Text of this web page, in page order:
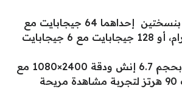
يتوفر الهاتف بنسختين إحداهما 64 جيجابايت مع
4 جيجابايت رام، أو 128 جيجابايت مع 6 جيجابايت
شاشة كبيرة بحجم 6.7 إنش ودقة 2400×1080 مع
معدل تحديث 90 هرتز لتجربة مشاهدة مريحة